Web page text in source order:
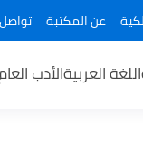
عن المكتبة
اللغة العربيةالأدب